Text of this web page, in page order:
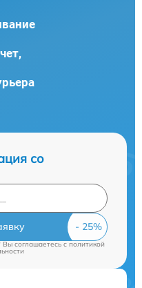
со
Вы соглашаетесь c политикой